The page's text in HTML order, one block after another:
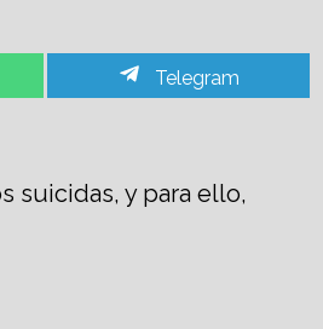
Share
on
Telegram
suicidas, y para ello,